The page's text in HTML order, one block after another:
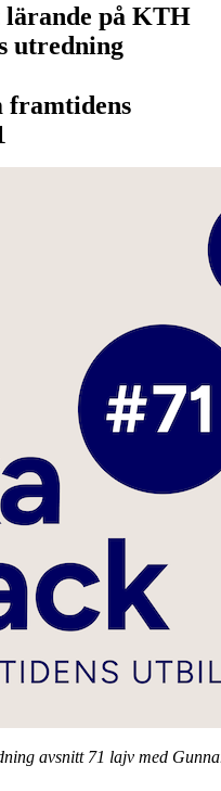
lärande på KTH
utredning
framtidens
avsnitt 71 lajv med